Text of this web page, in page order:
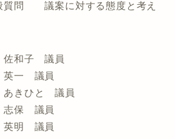
問 議案に対する態度と考え
子 議員
一 議員
きひと 議員
議員
議員